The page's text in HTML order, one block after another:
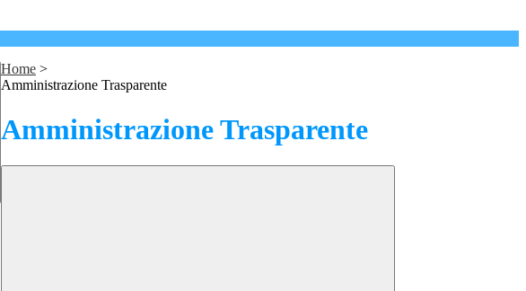
Home >
Amministrazione Trasparente
Amministrazione Trasparente